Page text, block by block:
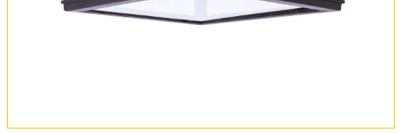
FAQ